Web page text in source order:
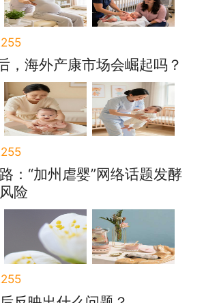
，海外产康市场会崛起吗？
：“加州虐婴”网络话题发酵
险